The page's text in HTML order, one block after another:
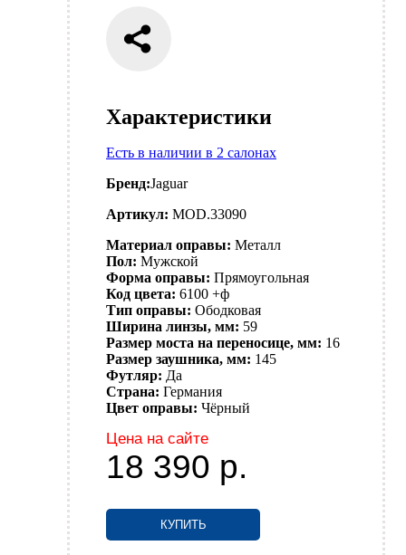
Характеристики
Есть в наличии в 2 салонах
Бренд:Jaguar
Артикул: MOD.33090
Материал оправы: Металл
Пол: Мужской
Форма оправы: Прямоугольная
Код цвета: 6100 +ф
Тип оправы: Ободковая
Ширина линзы, мм: 59
Размер моста на переносице, мм: 16
Размер заушника, мм: 145
Футляр: Да
Страна: Германия
Цвет оправы: Чёрный
Цена на сайте
18 390 р.
КУПИТЬ